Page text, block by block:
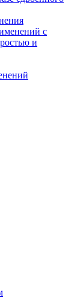
с
и